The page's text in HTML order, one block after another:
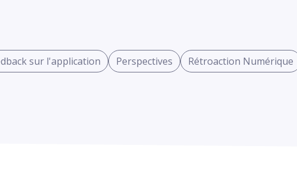
sur l'application Perspectives Rétroaction Numérique